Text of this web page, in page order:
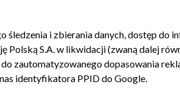
Biuro reklamy Kontakt
i zbierania danych, dostęp do
S.A. w likwidacji (zwaną dalej
zautomatyzowanego dopasowania
identyfikatora PPID do Google.